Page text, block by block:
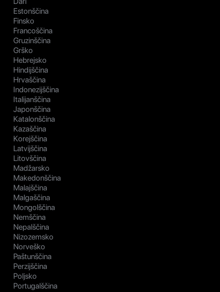
Estonščina
Finsko
Francoščina
Gruzinščina
Grško
Hebrejsko
Hindijščina
Hrvaščina
Indonezijščina
Italijanščina
Japonščina
Katalonščina
Kazaščina
Korejščina
Latvijščina
Litovščina
Madžarsko
Makedonščina
Malajščina
Malgaščina
Mongolščina
Nemščina
Nepalščina
Nizozemsko
Norveško
Paštunščina
Perzijščina
Poljsko
Portugalščina